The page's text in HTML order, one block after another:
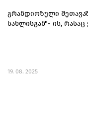
გრანდიოზული
სახლისგან"- ის,
19. 08. 2025